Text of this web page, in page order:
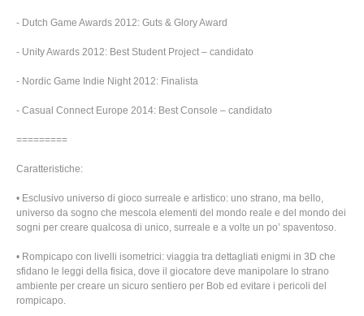
- Dutch Game Awards 2012: Guts & Glory Award
- Unity Awards 2012: Best Student Project – candidato
- Nordic Game Indie Night 2012: Finalista
- Casual Connect Europe 2014: Best Console – candidato
=========
Caratteristiche:
• Esclusivo universo di gioco surreale e artistico: uno strano, ma bello,
universo da sogno che mescola elementi del mondo reale e del mondo dei
sogni per creare qualcosa di unico, surreale e a volte un po’ spaventoso.
• Rompicapo con livelli isometrici: viaggia tra dettagliati enigmi in 3D che
sfidano le leggi della fisica, dove il giocatore deve manipolare lo strano
ambiente per creare un sicuro sentiero per Bob ed evitare i pericoli del
rompicapo.